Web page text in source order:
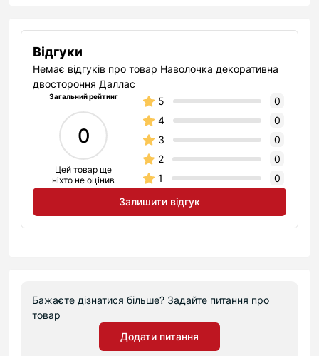
Відгуки
Немає відгуків про товар Наволочка декоративна
двостороння Даллас
Загальний рейтинг
0
Цей товар ще
ніхто не оцінив
5
0
4
0
3
0
2
0
1
0
Залишити відгук
Бажаєте дізнатися більше? Задайте питання про
товар
Додати питання